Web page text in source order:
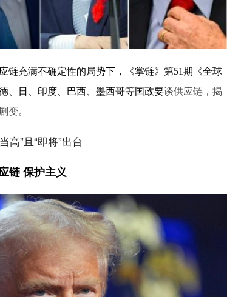
链充满不确定性的局势下，《掌链》第51期《全球
、日、印度、巴西、墨西哥等国政要谈供应链，揭
变。
高”且“即将”出台
链 保护主义